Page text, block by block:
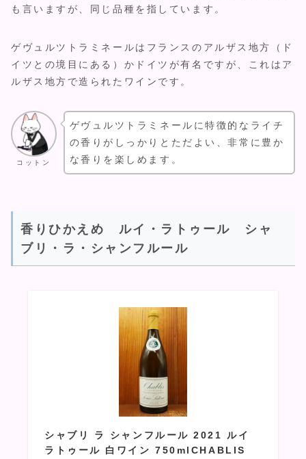
も言いますが、同じ品種を指しています。
ゲヴュルツトラミネールはフランスのアルザス地方（ド
イツとの境目にある）かドイツが有名ですが、これはア
ルザス地方で造られたワインです。
コットン
ゲヴュルツトラミネールに特徴的なライチ
の香りがしっかりとただよい、非常に豊か
な香りを楽しめます。
香りひかえめ ルイ・ラトゥール シャ
ブリ・ラ・シャンフルール
シャブリ ラ シャンフルール 2021 ルイ
ラトゥール 白ワイン 750mlCHABLIS